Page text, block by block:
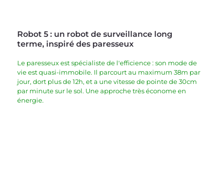
Robot 5 : un robot de surveillance long
terme, inspiré des paresseux
Le paresseux est spécialiste de l'efficience : son mode de
vie est quasi-immobile. Il parcourt au maximum 38m par
jour, dort plus de 12h, et a une vitesse de pointe de 30cm
par minute sur le sol. Une approche très économe en
énergie.